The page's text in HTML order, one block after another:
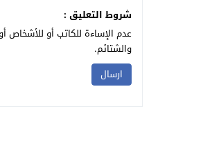
شروط التعليق :
عدم الإساءة للكاتب أو للأشخاص
والشتائم.